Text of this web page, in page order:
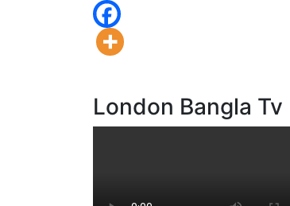
London Bangla Tv